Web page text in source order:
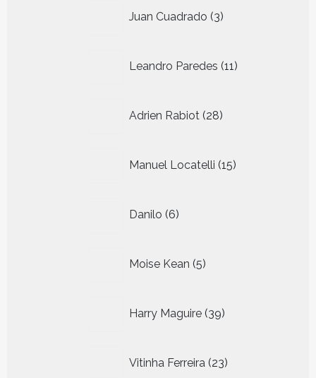
Juan Cuadrado 3
producten
Leandro Paredes 11
producten
Adrien Rabiot 28
producten
Manuel Locatelli 15
producten
Danilo 6
producten
Moise Kean 5
producten
Harry Maguire 39
producten
Vitinha Ferreira 23
producten